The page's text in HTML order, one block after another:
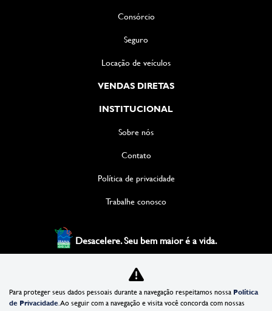
Consórcio
Seguro
Locação de veículos
VENDAS DIRETAS
INSTITUCIONAL
Sobre nós
Contato
Política de privacidade
Trabalhe conosco
Desacelere. Seu bem maior é a vida.
XIAN DISTRIBUIDORA DE VEICULOS LTDA
35.981.772/0001-36
Para proteger seus dados pessoais durante a navegação respeitamos nossa Política
de Privacidade. Ao seguir com a navegação e visita você concorda com nossas